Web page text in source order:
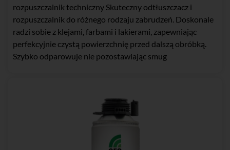
rozpuszczalnik techniczny Skuteczny odtłuszczacz i
rozpuszczalnik do różnego rodzaju zabrudzeń. Doskonale
radzi sobie z klejami, farbami i lakierami, zapewniając
perfekcyjnie czystą powierzchnię przed dalszą obróbką.
Szybko odparowuje nie pozostawiając smug